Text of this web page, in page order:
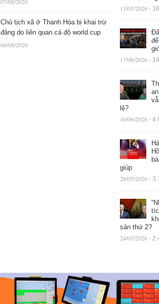
Chủ tịch xã ở Thanh Hóa bị khai trừ
đảng do liên quan cá độ world cup
06/08/2026
11/05/2026 -
17/06/2026 -
lệ?
16/06/2026 -
giúp
28/05/2026 -
sản thứ 2?
24/05/2026 -